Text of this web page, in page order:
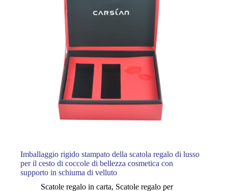
Imballaggio rigido stampato della scatola regalo di lusso
per il cesto di coccole di bellezza cosmetica con
supporto in schiuma di velluto
Scatole regalo in carta, Scatole regalo per